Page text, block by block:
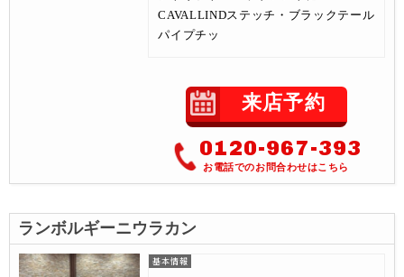
CAVALLINDステッチ・ブラックテール
パイプチッ
来店予約
0120-967-393
お電話でのお問合わせはこちら
ランボルギーニウラカン